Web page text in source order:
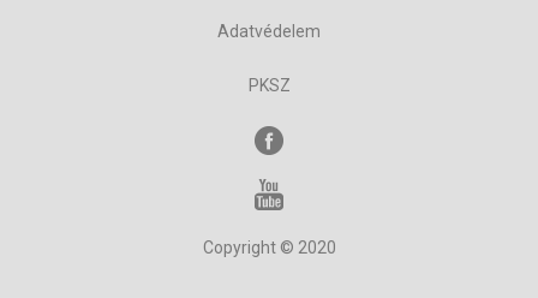
Adatvédelem
PKSZ
Copyright © 2020